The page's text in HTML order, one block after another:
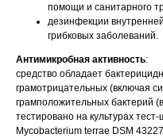
помощи и санитарного
дезинфекции
грибковых заболеваний.
Антимикробная активность:
средство обладает
грамотрицательных (включая
грамположительных бактерий
тестировано на культурах
Mycobacterium terrae DSM